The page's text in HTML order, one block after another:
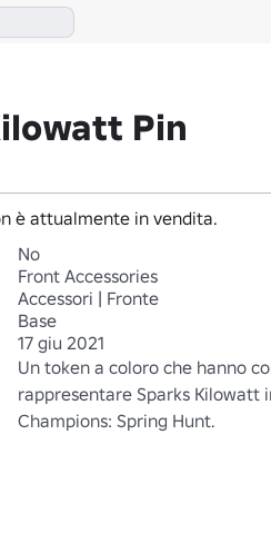
Pin
è attualmente in vendita.
No
Front Accessories
Accessori | Fronte
Base
17 giu 2021
Un token a coloro che hanno
rappresentare Sparks Kilowatt
Champions: Spring Hunt.